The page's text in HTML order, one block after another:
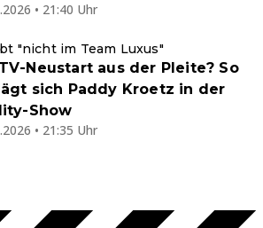
• 21:40 Uhr
"nicht im Team Luxus"
Neustart aus der Pleite? So
sich Paddy Kroetz in der
Show
• 21:35 Uhr